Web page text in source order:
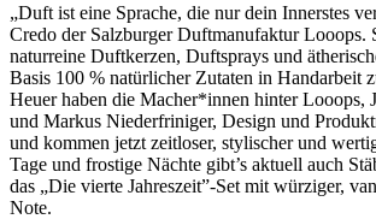
„Duft ist eine Sprache, die nur dein Innerstes
Credo der Salzburger Duftmanufaktur Looops.
naturreine Duftkerzen, Duftsprays und
Basis 100 % natürlicher Zutaten in Handarbeit
Heuer haben die Macher*innen hinter Looops,
und Markus Niederfriniger, Design und
und kommen jetzt zeitloser, stylischer und
Tage und frostige Nächte gibt’s aktuell auch
das „Die vierte Jahreszeit”-Set mit würziger,
Note.